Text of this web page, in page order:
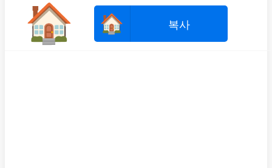
🏠 🏠 복사